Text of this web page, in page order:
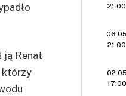
ją Renat
którzy
21:00
06.05
21:00
02.05
17:00